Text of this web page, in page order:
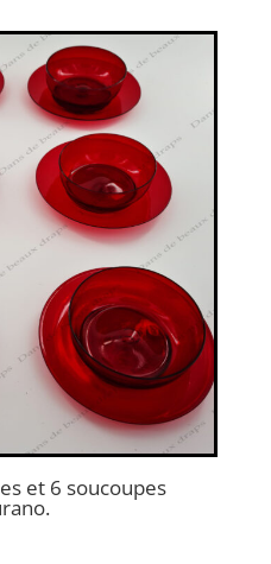
et 6 soucoupes